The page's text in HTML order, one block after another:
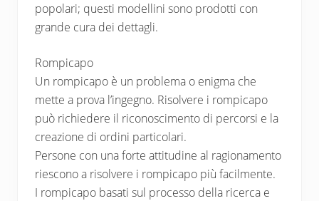
popolari; questi modellini sono prodotti con
grande cura dei dettagli.
Rompicapo
Un rompicapo è un problema o enigma che
mette a prova l’ingegno. Risolvere i rompicapo
può richiedere il riconoscimento di percorsi e la
creazione di ordini particolari.
Persone con una forte attitudine al ragionamento
riescono a risolvere i rompicapo più facilmente.
I rompicapo basati sul processo della ricerca e